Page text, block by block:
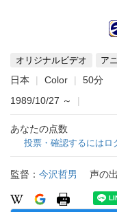
オリジナルビデオ ア
日本 Color
50分
1989/10/27 ～ |
あなたの点数
投票・確認するにはロ
監督： 今沢哲男 声の